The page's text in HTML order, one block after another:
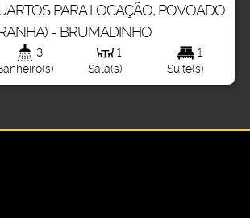
PARA LOCAÇÃO, POVOADO
- BRUMADINHO
3
1
Sala(s)
1
Suíte(s)